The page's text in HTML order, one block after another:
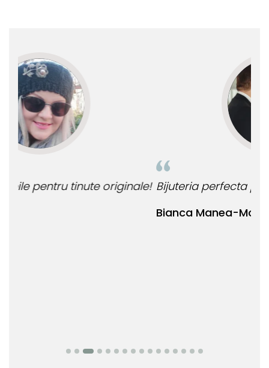
Bijuteria perfecta pentru ziua perfecta!